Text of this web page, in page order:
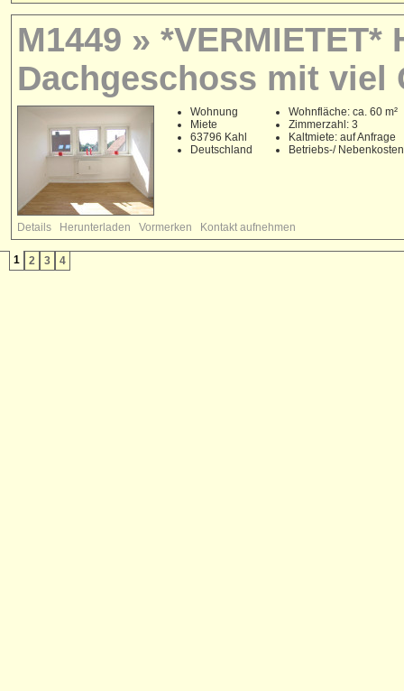
M1449 »
Dachgeschoss mit viel
Wohnung
Miete
63796 Kahl
Deutschland
Wohnfläche: ca. 60 m²
Zimmerzahl: 3
Kaltmiete: auf Anfrage
Betriebs-/
Details Herunterladen Vormerken Kontakt aufnehmen
1 2 3 4